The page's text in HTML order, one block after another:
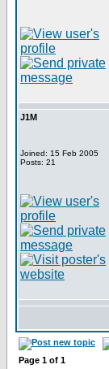
J1M
Joined: 15 Feb 2005
Posts: 21
Page 1 of 1